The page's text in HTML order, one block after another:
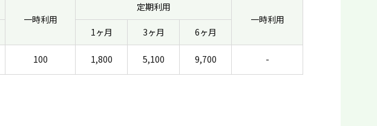
一時利用
定期利用
一時利用
1ヶ月 3ヶ月 6ヶ月
100 1,800 5,100 9,700 -